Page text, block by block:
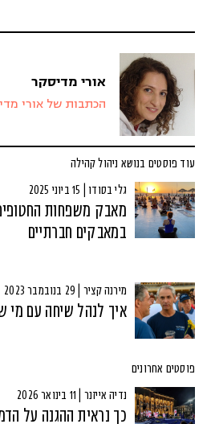
אורי מדיסקר
הכתבות של אורי
עוד פוסטים בנושא ניהול קהילה
גלי בסודו | 15 ביוני 2025
מאבק משפחות
במאבקים חברתיים
מירנה קציר | 29 בנובמבר 2023
איך לנהל שיחה עם מי
פוסטים אחרונים
נדיה אייזנר | 11 בינואר 2026